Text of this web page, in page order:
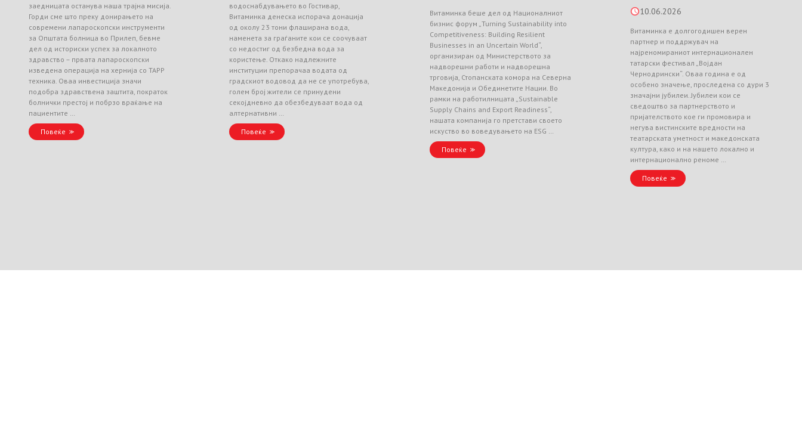
заедницата останува наша трајна мисија.
Горди сме што преку донирањето на
современи лапароскопски инструменти
за Општата болница во Прилеп, бевме
дел од историски успех за локалното
здравство – првата лапароскопски
изведена операција на хернија со TAPP
техника. Оваа инвестиција значи
подобра здравствена заштита, пократок
болнички престој и побрзо враќање на
пациентите …
Повеќе
водоснабдувањето во Гостивар,
Витаминка денеска испорача донација
од околу 23 тони флаширана вода,
наменета за граѓаните кои се соочуваат
со недостиг од безбедна вода за
користење. Откако надлежните
институции препорачаа водата од
градскиот водовод да не се употребува,
голем број жители се принудени
секојдневно да обезбедуваат вода од
алтернативни …
Повеќе
Витаминка беше дел од Националниот
бизнис форум „Turning Sustainability into
Competitiveness: Building Resilient
Businesses in an Uncertain World“,
организиран од Министерството за
надворешни работи и надворешна
трговија, Стопанската комора на Северна
Македонија и Обединетите Нации. Во
рамки на работилницата „Sustainable
Supply Chains and Export Readiness“,
нашата компанија го претстави своето
искуство во воведувањето на ESG …
Повеќе
10.06.2026
Витаминка е долгогодишен верен
партнер и поддржувач на
најреномираниот интернационален
татарски фестивал „Војдан
Чернодрински“. Оваа година е од
особено значење, проследена со дури 3
значајни јубилеи. Јубилеи кои се
сведоштво за партнерството и
пријателството кое ги промовира и
негува вистинските вредности на
театарската уметност и македонската
култура, како и на нашето локално и
интернационално реноме …
Повеќе